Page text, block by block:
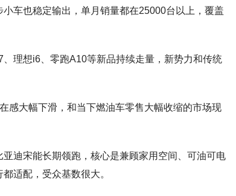
车也稳定输出，单月销量都在25000台以上，覆盖
理想i6、零跑A10等新品持续走量，新势力和传统
感大幅下滑，和当下燃油车零售大幅收缩的市场现
迪宋能长期领跑，核心是兼顾家用空间、可油可电
适配，受众基数很大。